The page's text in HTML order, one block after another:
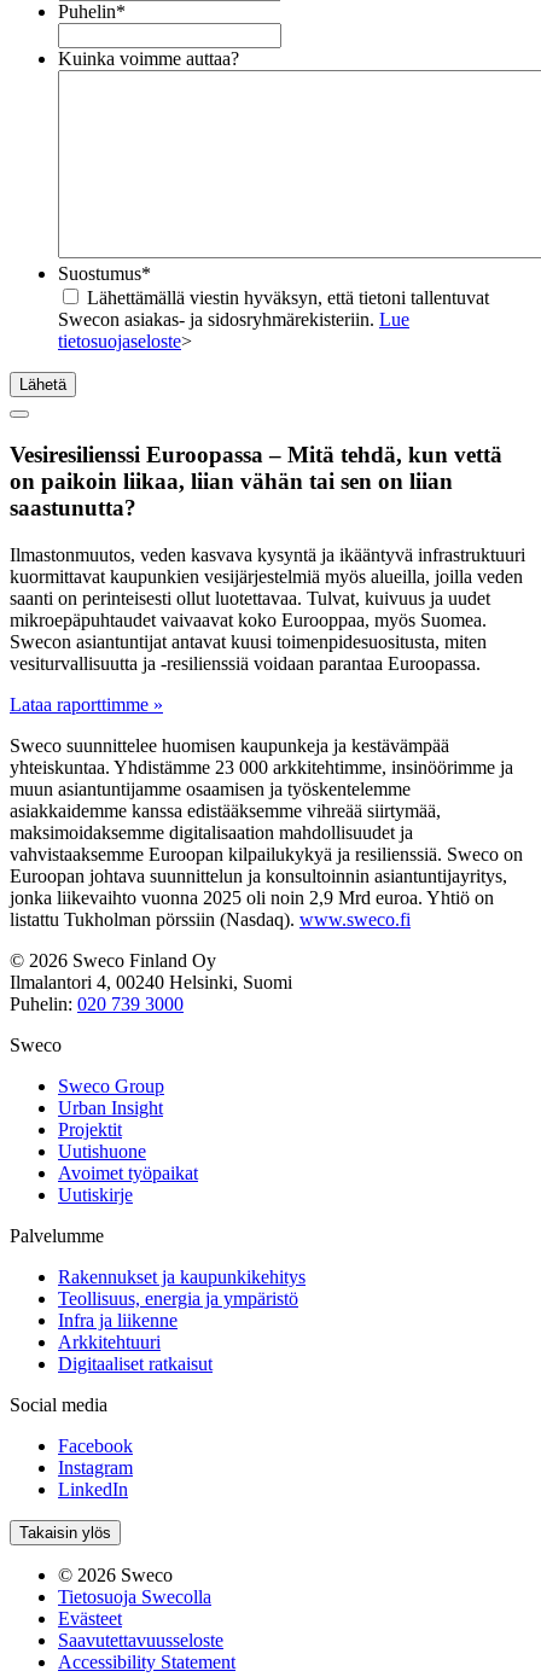
Puhelin*
Kuinka voimme auttaa?
Suostumus*
Lähettämällä viestin hyväksyn, että tietoni tallentuvat
Swecon asiakas- ja sidosryhmärekisteriin. Lue
tietosuojaseloste>
Lähetä
Vesiresilienssi Euroopassa – Mitä tehdä, kun vettä
on paikoin liikaa, liian vähän tai sen on liian
saastunutta?
Ilmastonmuutos, veden kasvava kysyntä ja ikääntyvä infrastruktuuri
kuormittavat kaupunkien vesijärjestelmiä myös alueilla, joilla veden
saanti on perinteisesti ollut luotettavaa. Tulvat, kuivuus ja uudet
mikroepäpuhtaudet vaivaavat koko Eurooppaa, myös Suomea.
Swecon asiantuntijat antavat kuusi toimenpidesuositusta, miten
vesiturvallisuutta ja -resilienssiä voidaan parantaa Euroopassa.
Lataa raporttimme »
Sweco suunnittelee huomisen kaupunkeja ja kestävämpää
yhteiskuntaa. Yhdistämme 23 000 arkkitehtimme, insinöörimme ja
muun asiantuntijamme osaamisen ja työskentelemme
asiakkaidemme kanssa edistääksemme vihreää siirtymää,
maksimoidaksemme digitalisaation mahdollisuudet ja
vahvistaaksemme Euroopan kilpailukykyä ja resilienssiä. Sweco on
Euroopan johtava suunnittelun ja konsultoinnin asiantuntijayritys,
jonka liikevaihto vuonna 2025 oli noin 2,9 Mrd euroa. Yhtiö on
listattu Tukholman pörssiin (Nasdaq). www.sweco.fi
© 2026 Sweco Finland Oy
Ilmalantori 4, 00240 Helsinki, Suomi
Puhelin: 020 739 3000
Sweco
Sweco Group
Urban Insight
Projektit
Uutishuone
Avoimet työpaikat
Uutiskirje
Palvelumme
Rakennukset ja kaupunkikehitys
Teollisuus, energia ja ympäristö
Infra ja liikenne
Arkkitehtuuri
Digitaaliset ratkaisut
Social media
Facebook
Instagram
LinkedIn
Takaisin ylös
© 2026 Sweco
Tietosuoja Swecolla
Evästeet
Saavutettavuusseloste
Accessibility Statement